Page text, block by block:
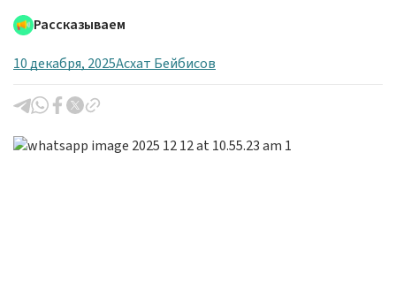
Рассказываем
10 декабря, 2025Асхат Бейбисов